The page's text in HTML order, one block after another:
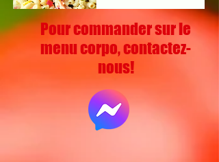
Pour commander sur le
menu corpo, contactez-
nous!